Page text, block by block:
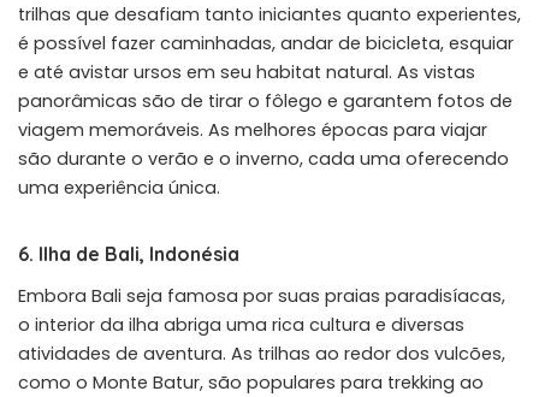
trilhas que desafiam tanto iniciantes quanto experientes,
é possível fazer caminhadas, andar de bicicleta, esquiar
e até avistar ursos em seu habitat natural. As vistas
panorâmicas são de tirar o fôlego e garantem fotos de
viagem memoráveis. As melhores épocas para viajar
são durante o verão e o inverno, cada uma oferecendo
uma experiência única.
6. Ilha de Bali, Indonésia
Embora Bali seja famosa por suas praias paradisíacas,
o interior da ilha abriga uma rica cultura e diversas
atividades de aventura. As trilhas ao redor dos vulcões,
como o Monte Batur, são populares para trekking ao